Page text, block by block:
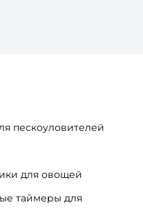
пескоуловителей
для овощей
таймеры для